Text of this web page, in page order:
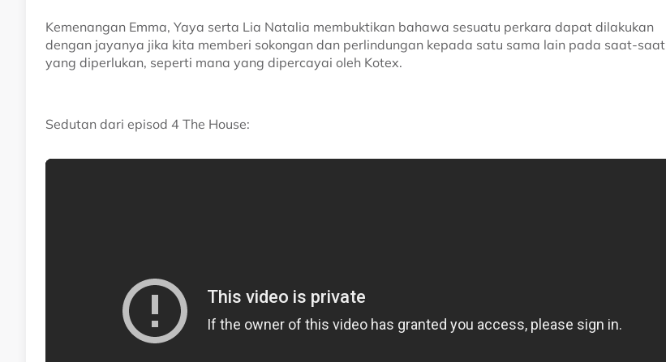
Kemenangan Emma, Yaya serta Lia Natalia membuktikan bahawa sesuatu perkara dapat dilakukan
dengan jayanya jika kita memberi sokongan dan perlindungan kepada satu sama lain pada saat-saat
yang diperlukan, seperti mana yang dipercayai oleh Kotex.
Sedutan dari episod 4 The House: